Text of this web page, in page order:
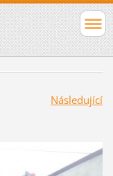
Následující